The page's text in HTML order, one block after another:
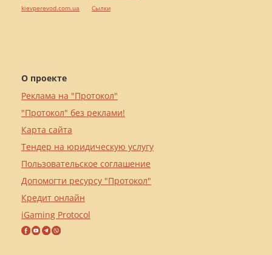
О проекте
Реклама на "Протокол"
"Протокол" без реклами!
Карта сайта
Тендер на юридическую услугу
Пользовательское соглашение
Допомогти ресурсу "Протокол"
Кредит онлайн
iGaming Protocol
kievperevod.com.ua
Cылки